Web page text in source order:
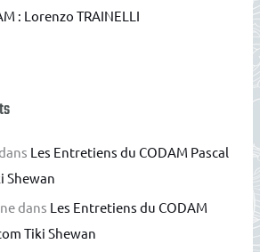
: Lorenzo TRAINELLI
Les Entretiens du CODAM Pascal
Shewan
dans Les Entretiens du CODAM
Tiki Shewan